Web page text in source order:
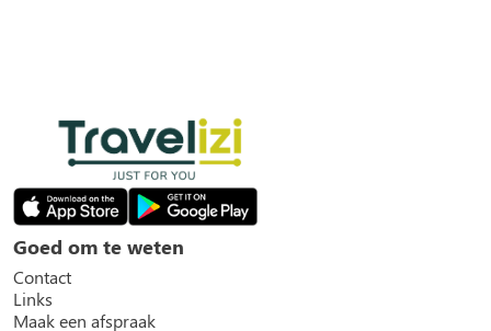
Goed om te weten
Contact
Links
Maak een afspraak